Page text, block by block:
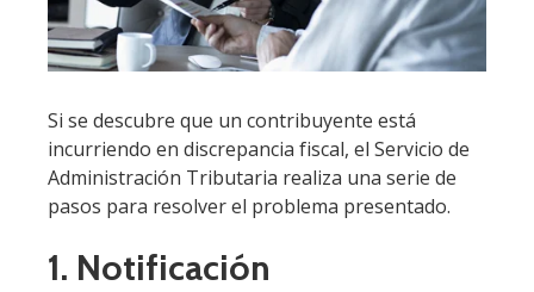
Si se descubre que un contribuyente está
incurriendo en discrepancia fiscal, el Servicio de
Administración Tributaria realiza una serie de
pasos para resolver el problema presentado.
1. Notificación